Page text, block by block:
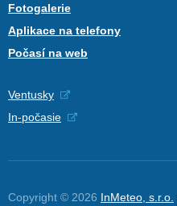
Fotogalerie
Aplikace na telefony
Počasí na web
Ventusky
In-počasie
Copyright © 2026 InMeteo, s.r.o.